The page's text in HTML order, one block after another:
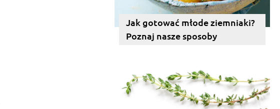
Jak gotować młode ziemniaki?
Poznaj nasze sposoby